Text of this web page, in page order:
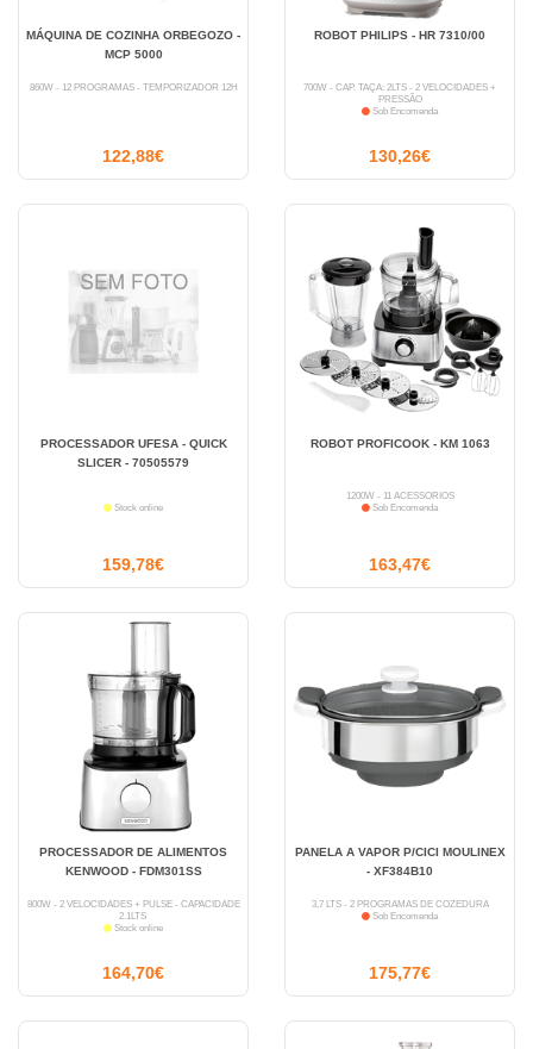
MÁQUINA DE COZINHA ORBEGOZO -
MCP 5000
860W - 12 PROGRAMAS - TEMPORIZADOR 12H
122,88€
ROBOT PHILIPS - HR 7310/00
700W - CAP. TAÇA: 2LTS - 2 VELOCIDADES +
PRESSÃO
Sob Encomenda
130,26€
PROCESSADOR UFESA - QUICK
SLICER - 70505579
Stock online
159,78€
ROBOT PROFICOOK - KM 1063
1200W - 11 ACESSÓRIOS
Sob Encomenda
163,47€
PROCESSADOR DE ALIMENTOS
KENWOOD - FDM301SS
800W - 2 VELOCIDADES + PULSE - CAPACIDADE
2.1LTS
Stock online
164,70€
PANELA A VAPOR P/CICI MOULINEX
- XF384B10
3,7 LTS - 2 PROGRAMAS DE COZEDURA
Sob Encomenda
175,77€